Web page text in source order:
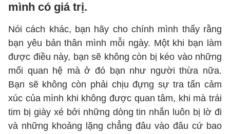
mình có giá trị.
Nói cách khác, bạn hãy cho chính mình thấy rằng
bạn yêu bản thân mình mỗi ngày. Một khi bạn làm
được điều này, bạn sẽ không còn bị kéo vào những
mối quan hệ mà ở đó bạn như người thừa nữa.
Bạn sẽ không còn phải chịu đựng sự tra tấn cảm
xúc của mình khi không được quan tâm, khi mà trái
tim bị giày xé bởi những dòng tin nhắn luôn bị lờ đi
và những khoảng lặng chẳng đâu vào đâu cứ bao